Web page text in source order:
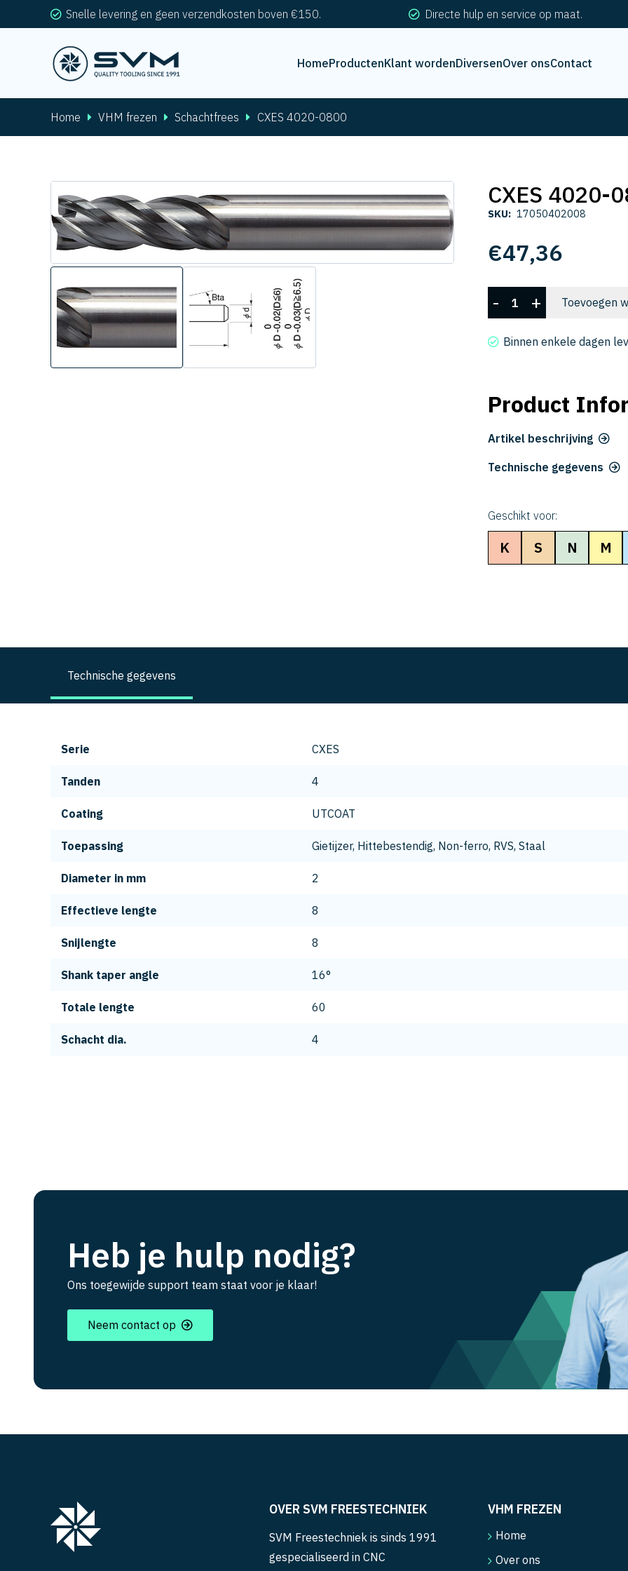
Snelle levering en geen verzendkosten boven €150. Directe hulp en service op maat.
HomeProductenKlant wordenDiversenOver onsContact
Home VHM frezen Schachtfrees CXES 4020-0800
CXES 4020-
SKU: 17050402008
€47,36
CXES
4020-
0800
- + Toevoegen
Binnen enkele dagen
Product
Artikel beschrijving
Technische gegevens
Geschikt voor:
K S N M
Technische gegevens
Serie CXES
Tanden 4
Coating UTCOAT
Toepassing Gietijzer, Hittebestendig, Non-ferro, RVS, Staal
Diameter in mm 2
Effectieve lengte 8
Snijlengte 8
Shank taper angle 16°
Totale lengte 60
Schacht dia. 4
Heb je hulp nodig?
Ons toegewijde support team staat voor je klaar!
Neem contact op
OVER SVM FREESTECHNIEK
SVM Freestechniek is sinds 1991
gespecialiseerd in CNC
VHM FREZEN
Home
Over ons